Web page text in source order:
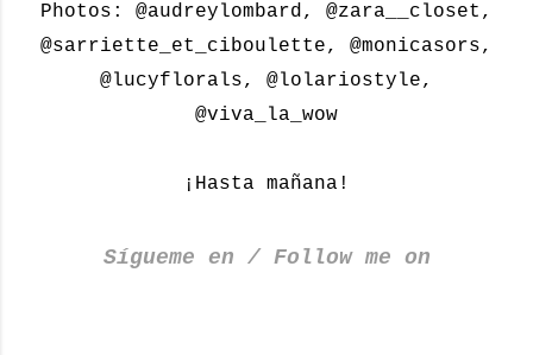
Photos: @audreylombard, @zara__closet,
@sarriette_et_ciboulette, @monicasors,
@lucyflorals, @lolariostyle,
@viva_la_wow
¡Hasta mañana!
Sígueme en / Follow me on